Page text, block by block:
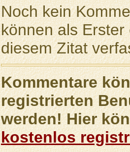
Noch kein
können als
diesem Zitat
Kommentare
registrierten
werden! Hier
kostenlos